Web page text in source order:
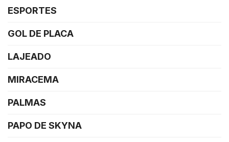
ESPORTES
GOL DE PLACA
LAJEADO
MIRACEMA
PALMAS
PAPO DE SKYNA